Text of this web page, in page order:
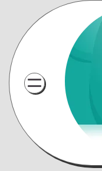
content